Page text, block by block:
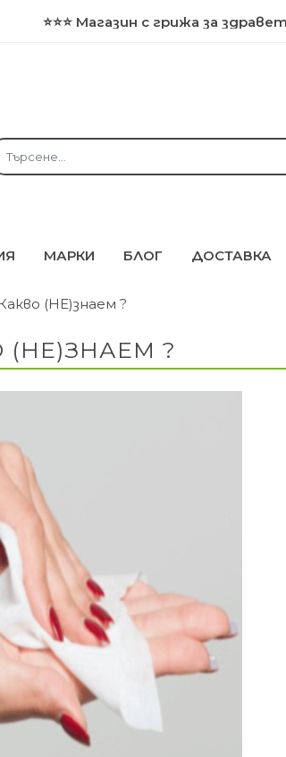
с грижа за здравето и природата
МАРКИ БЛОГ ДОСТАВКА
(НЕ)знаем ?
?